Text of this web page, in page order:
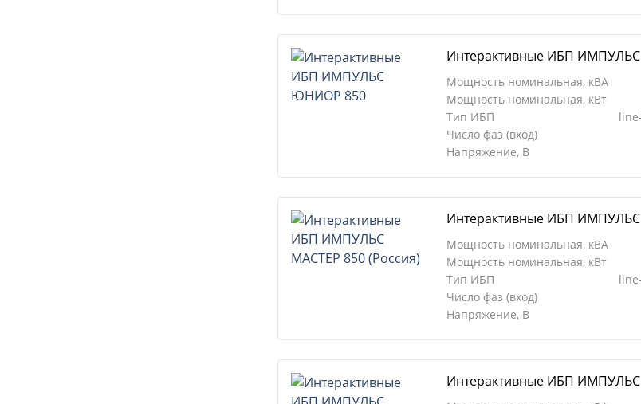
Интерактивные ИБП
Мощность номинальная, кВА
Мощность номинальная, кВт
Тип ИБП
Число фаз (вход)
Напряжение, В
Интерактивные ИБП ИМПУЛЬС
Мощность номинальная, кВА
Мощность номинальная, кВт
Тип ИБП
Число фаз (вход)
Напряжение, В
Интерактивные ИБП